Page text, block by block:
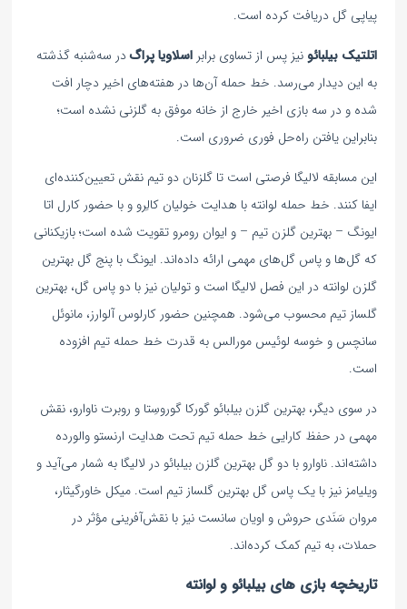
پیاپی گل دریافت کرده است.
اتلتیک بیلبائو نیز پس از تساوی برابراسلاویا پراگدر سه‌شنبه گذشته
به این دیدار می‌رسد. خط حمله آن‌ها در هفته‌های اخیر دچار افت
شده و در سه بازی اخیر خارج از خانه موفق به گلزنی نشده است؛
بنابراین یافتن راه‌حل فوری ضروری است.
این مسابقه لالیگا فرصتی است تا گلزنان دو تیم نقش تعیین‌کننده‌ای
ایفا کنند. خط حمله لوانته با هدایت خولیان کالِرو و با حضور کارل اتا
ایونگ – بهترین گلزن تیم – و ایوان رومرو تقویت شده است؛ بازیکنانی
که گل‌ها و پاس گل‌های مهمی ارائه داده‌اند. ایونگ با پنج گل بهترین
گلزن لوانته در این فصل لالیگا است و تولیان نیز با دو پاس گل، بهترین
گلساز تیم محسوب می‌شود. همچنین حضور کارلوس آلوارز، مانوئل
سانچس و خوسه لوئیس مورالس به قدرت خط حمله تیم افزوده
است.
در سوی دیگر، بهترین گلزن بیلبائو گورکا گوروسِتا و روبرت ناوارو، نقش
مهمی در حفظ کارایی خط حمله تیم تحت هدایت ارنستو والورده
داشته‌اند. ناوارو با دو گل بهترین گلزن بیلبائو در لالیگا به شمار می‌آید و
ویلیامز نیز با یک پاس گل بهترین گلساز تیم است. میکل خاورگیثار،
مروان سَنَدی حروش و اویان سانست نیز با نقش‌آفرینی مؤثر در
حملات، به تیم کمک کرده‌اند.
تاریخچه بازی های بیلبائو و لوانته